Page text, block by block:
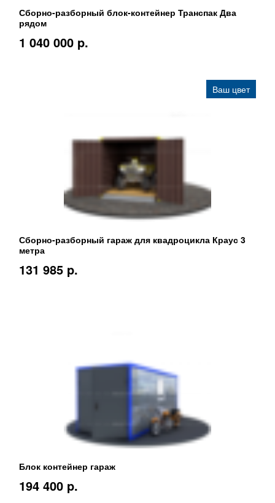
Сборно-разборный блок-контейнер Транспак Два
рядом
1 040 000 p.
Ваш цвет
Сборно-разборный гараж для квадроцикла Краус 3
метра
131 985 p.
Блок контейнер гараж
194 400 p.